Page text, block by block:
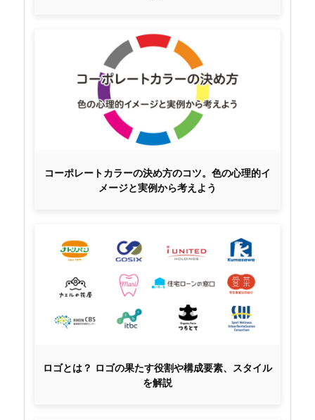
コーポレートカラーの決め方のコツ。色の心理的イ
メージと実例から考えよう
ロゴとは？ ロゴの果たす役割や構成要素、スタイル
を解説